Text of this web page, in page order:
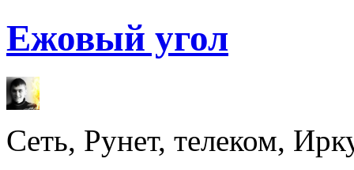
Ежовый угол
Сеть, Рунет, телеком,